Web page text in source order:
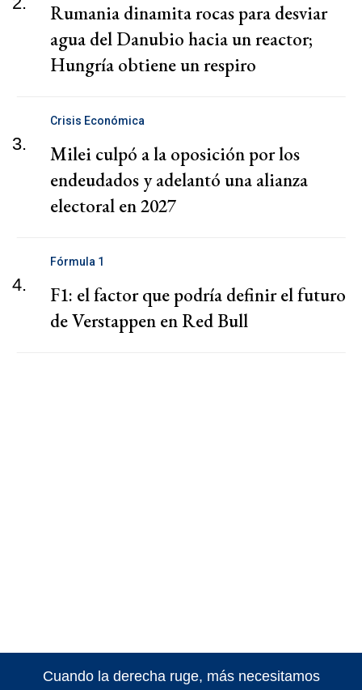
Rumania dinamita rocas para desviar
agua del Danubio hacia un reactor;
Hungría obtiene un respiro
3.
Crisis Económica
Milei culpó a la oposición por los
endeudados y adelantó una alianza
electoral en 2027
4.
Fórmula 1
F1: el factor que podría definir el futuro
de Verstappen en Red Bull
Cuando la derecha ruge, más necesitamos